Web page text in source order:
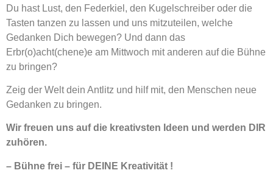
Du hast Lust, den Federkiel, den Kugelschreiber oder die
Tasten tanzen zu lassen und uns mitzuteilen, welche
Gedanken Dich bewegen? Und dann das
Erbr(o)acht(chene)e am Mittwoch mit anderen auf die Bühne
zu bringen?
Zeig der Welt dein Antlitz und hilf mit, den Menschen neue
Gedanken zu bringen.
Wir freuen uns auf die kreativsten Ideen und werden DIR
zuhören.
– Bühne frei – für DEINE Kreativität !